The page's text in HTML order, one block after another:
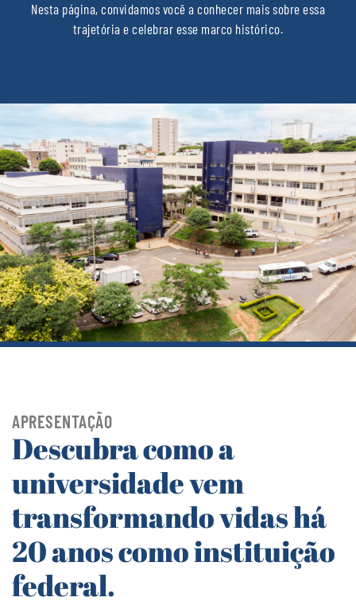
Nesta página, convidamos você a conhecer mais sobre essa
trajetória e celebrar esse marco histórico.
APRESENTAÇÃO
Descubra como a
universidade vem
transformando vidas há
20 anos como instituição
federal.